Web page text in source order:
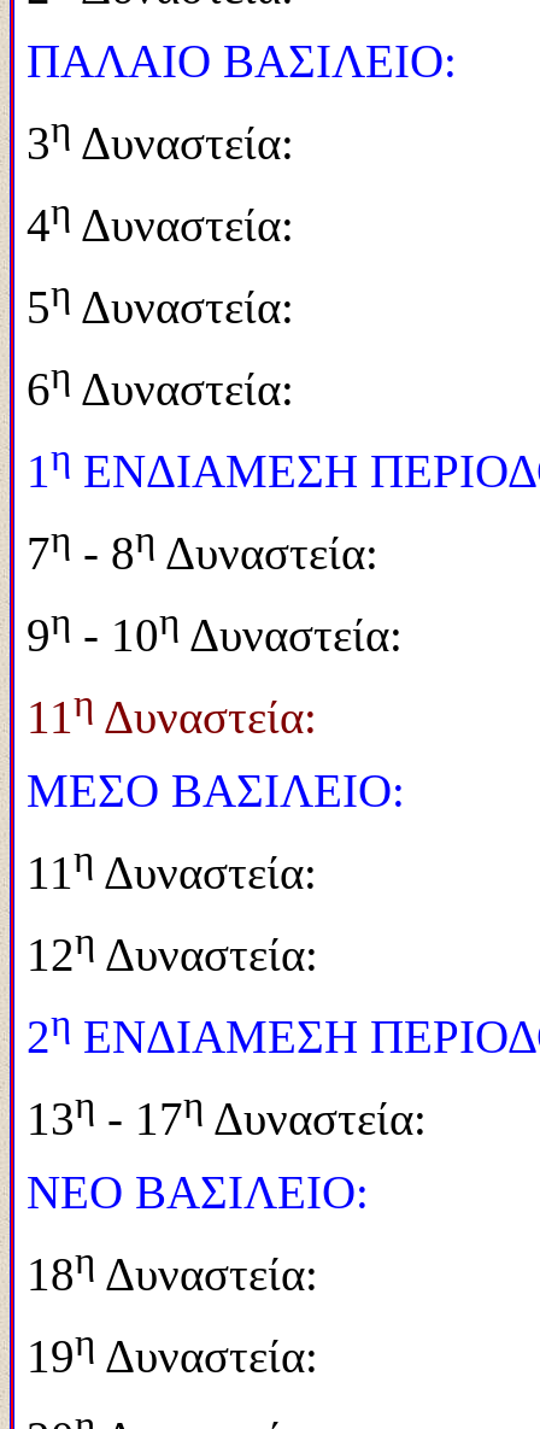
ΠΑΛΑΙΟ ΒΑΣΙΛΕΙΟ:
3η Δυναστεία:
4η Δυναστεία:
5η Δυναστεία:
6η Δυναστεία:
1η ΕΝΔΙΑΜΕΣΗ
7η - 8η
9η - 10η
11η Δυναστεία:
ΜΕΣΟ ΒΑΣΙΛΕΙΟ:
11η Δυναστεία:
12η Δυναστεία:
2η ΕΝΔΙΑΜΕΣΗ
13η - 17η
ΝΕΟ ΒΑΣΙΛΕΙΟ:
18η Δυναστεία:
19η Δυναστεία: